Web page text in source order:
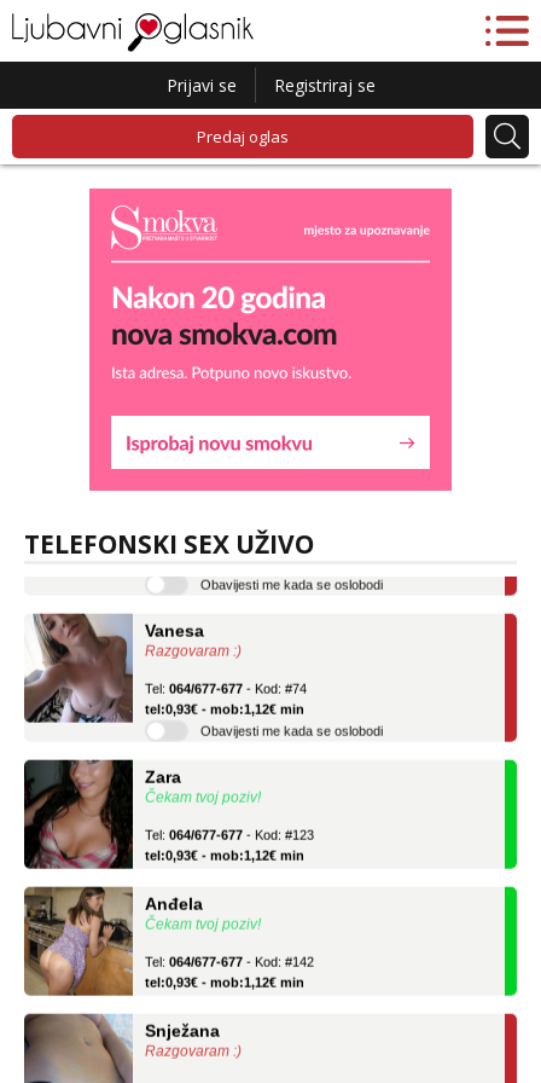
Prijavi se Registriraj se
Predaj oglas
TELEFONSKI SEX UŽIVO
Snježana
Razgovaram :)
- Kod: #119
tel:0,93€ - mob:1,12€ min
Razgovaram :)
tel:0,93€ - mob:1,12€ min
Obavijesti me kada se oslobodi
Čekam tvoj poziv!
tel:0,93€ - mob:1,12€ min
Čekam tvoj poziv!
tel:0,93€ - mob:1,12€ min
Razgovaram :)